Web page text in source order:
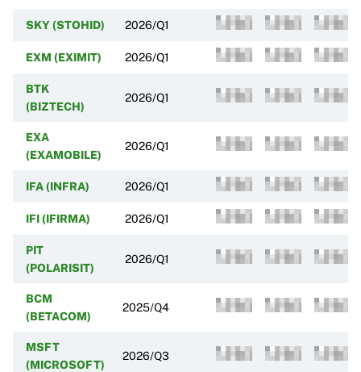
SKY (STOHID) 2026/Q1
EXM (EXIMIT) 2026/Q1
BTK
(BIZTECH)
2026/Q1
EXA
(EXAMOBILE)
2026/Q1
IFA (INFRA) 2026/Q1
IFI (IFIRMA) 2026/Q1
PIT
(POLARISIT)
2026/Q1
BCM
(BETACOM)
2025/Q4
MSFT
(MICROSOFT)
2026/Q3